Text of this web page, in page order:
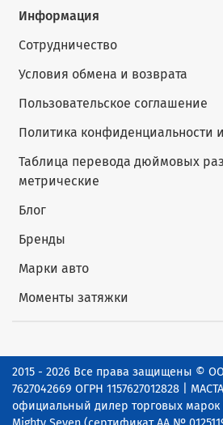
Информация
Сотрудничество
Условия обмена и возврата
Пользовательское соглашение
Политика конфиденциальности
Таблица перевода дюймовых
метрические
Блог
Бренды
Марки авто
Моменты затяжки
2015 - 2026 Все права защищены ©
7627042669 ОГРН 1157627012828 |
официальный дилер торговых марок